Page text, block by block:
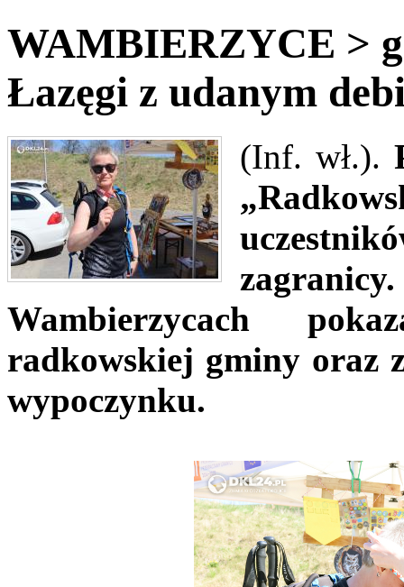
WAMBIERZYCE >
Łazęgi z udanym
(Inf. wł.).
Wambierzycach
radkowskiej gminy oraz
wypoczynku.